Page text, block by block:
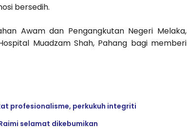
bersedih.
Awam dan Pengangkutan Negeri Melaka,
Muadzam Shah, Pahang bagi memberi
profesionalisme, perkukuh integriti
selamat dikebumikan